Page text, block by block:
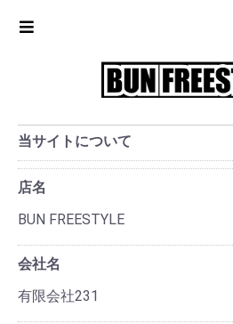
当サイトについて
店名
BUN FREESTYLE
会社名
有限会社231